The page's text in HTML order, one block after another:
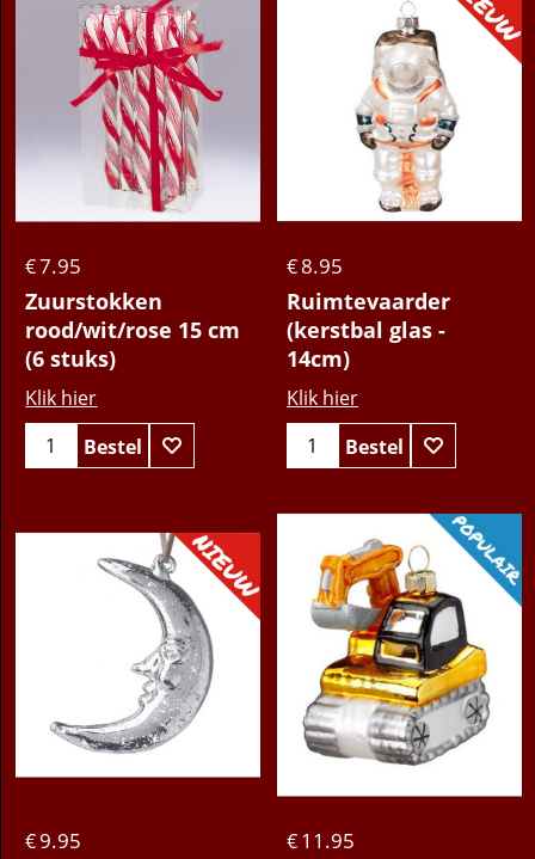
€7.95
Zuurstokken
rood/wit/rose 15 cm
(6 stuks)
Klik hier
Bestel
€8.95
Ruimtevaarder
(kerstbal glas -
14cm)
Klik hier
Bestel
€9.95 €11.95